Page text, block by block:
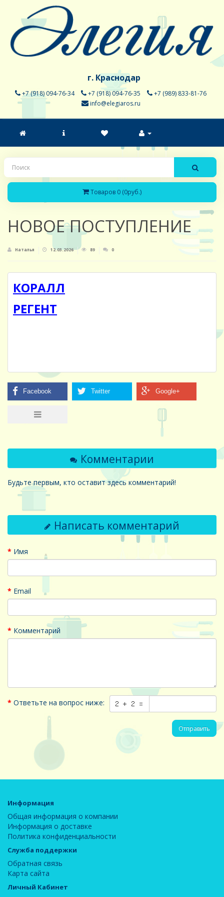
г. Краснодар
+7 (918) 094-76-34 +7 (918) 094-76-35
+7 (989) 833-81-76
info@elegiaros.ru
Товаров 0 (0руб.)
НОВОЕ ПОСТУПЛЕНИЕ
Наталья 12.03.2026 89 0
КОРАЛЛ
РЕГЕНТ
Комментарии
Будьте первым, кто оставит здесь комментарий!
Написать комментарий
Имя
Email
Комментарий
Ответьте на вопрос ниже:
Отправить
Информация
Общая информация о компании
Информация о доставке
Политика конфиденциальности
Служба поддержки
Обратная связь
Карта сайта
Личный Кабинет